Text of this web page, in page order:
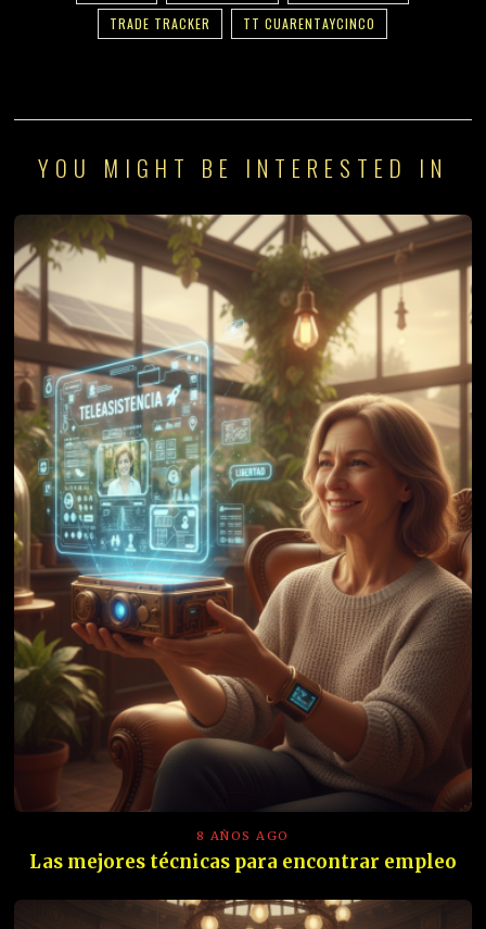
TRADE TRACKER
TT CUARENTAYCINCO
YOU MIGHT BE INTERESTED IN
8 AÑOS AGO
Las mejores técnicas para encontrar empleo